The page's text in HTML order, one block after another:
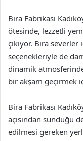
Bira Fabrikası
ötesinde, lezzetli
çıkıyor. Bira
seçenekleriyle de
dinamik
bir akşam geçirmek
Bira Fabrikası
açısından sunduğu
edilmesi gereken